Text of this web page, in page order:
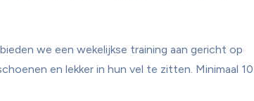
we een wekelijkse training aan gericht op
en lekker in hun vel te zitten. Minimaal 10